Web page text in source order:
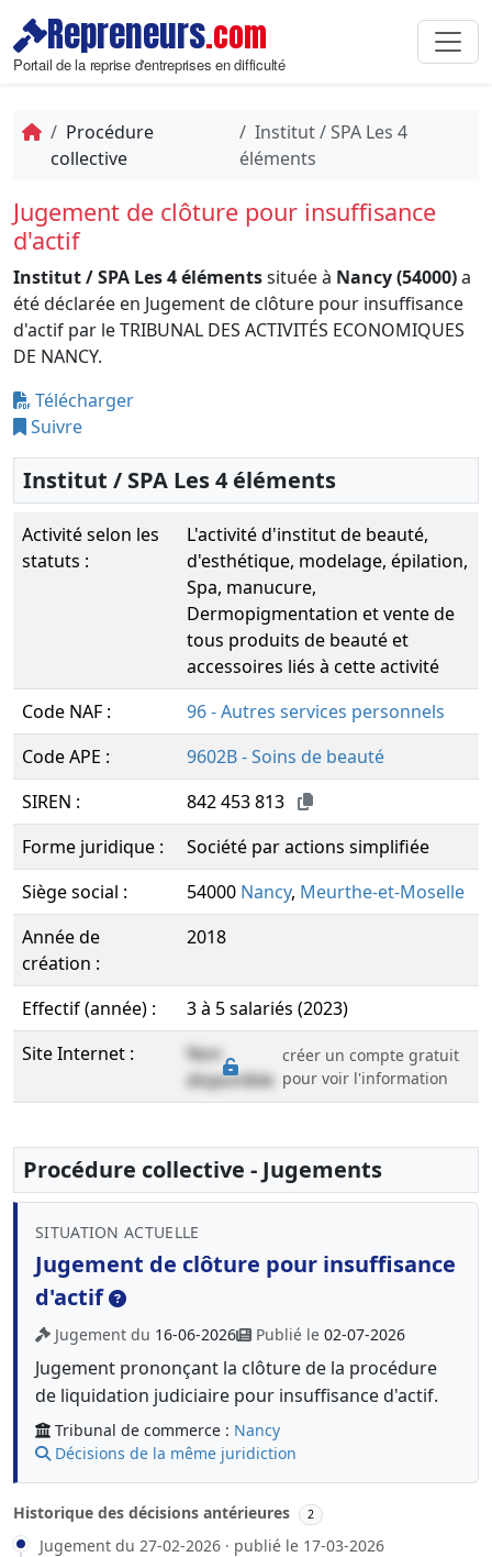
Repreneurs.com
Portail de la reprise d'entreprises en difficulté
Procédure
collective
Institut / SPA Les 4
éléments
Jugement de clôture pour insuffisance
d'actif
Institut / SPA Les 4 élémentssituée à Nancy (54000)a
été déclarée en Jugement de clôture pour insuffisance
d'actif par le TRIBUNAL DES ACTIVITÉS ECONOMIQUES
DE NANCY.
Télécharger
Suivre
Institut / SPA Les 4 éléments
Activité selon les
statuts :
L'activité d'institut de beauté,
d'esthétique, modelage, épilation,
Spa, manucure,
Dermopigmentation et vente de
tous produits de beauté et
accessoires liés à cette activité
Code NAF :
96 - Autres services personnels
Code APE :
9602B - Soins de beauté
SIREN :
842 453 813
Forme juridique :
Société par actions simplifiée
Siège social :
54000 Nancy, Meurthe-et-Moselle
Année de
création :
2018
Effectif (année) :
3 à 5 salariés (2023)
Site Internet :
Non
disponible
créer un compte gratuit
pour voir l'information
Procédure collective - Jugements
SITUATION ACTUELLE
Jugement de clôture pour insuffisance
d'actif
Jugement du 16-06-2026 Publié le 02-07-2026
Jugement prononçant la clôture de la procédure
de liquidation judiciaire pour insuffisance d'actif.
Tribunal de commerce : Nancy
Décisions de la même juridiction
Historique des décisions antérieures 2
Jugement du 27-02-2026 · publié le 17-03-2026